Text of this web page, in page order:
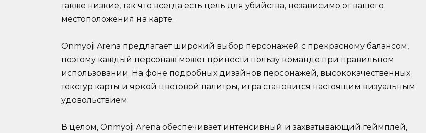
также низкие, так что всегда есть цель для убийства, независимо от вашего
местоположения на карте.
Onmyoji Arena предлагает широкий выбор персонажей с прекрасному балансом,
поэтому каждый персонаж может принести пользу команде при правильном
использовании. На фоне подробных дизайнов персонажей, высококачественных
текстур карты и яркой цветовой палитры, игра становится настоящим визуальным
удовольствием.
В целом, Onmyoji Arena обеспечивает интенсивный и захватывающий геймплей,